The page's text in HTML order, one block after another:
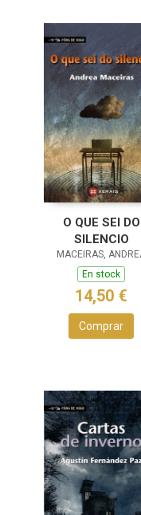
O QUE SEI DO
SILENCIO
MACEIRAS,
En stock
14,50 €
Comprar